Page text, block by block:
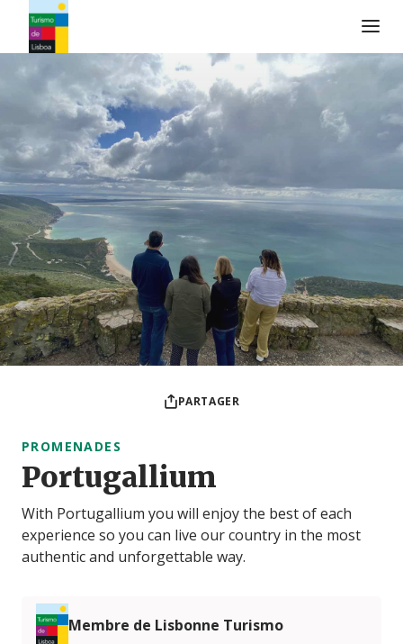
Logo de Turismo de Lisboa
PARTAGER
PROMENADES
Portugallium
With Portugallium you will enjoy the best of each
experience so you can live our country in the most
authentic and unforgettable way.
Membre de Lisbonne Turismo